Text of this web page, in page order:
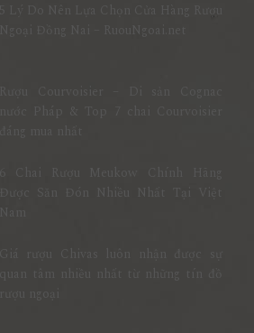
5 Lý Do Nên Lựa Chọn Cửa Hàng Rượu
Được Săn Đón Nhiều Nhất Tại Việt
Nam